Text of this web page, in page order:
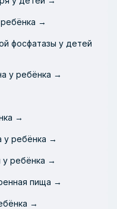
→
фосфатазы у детей
у ребёнка →
→
у ребёнка →
у ребёнка →
пища →
→